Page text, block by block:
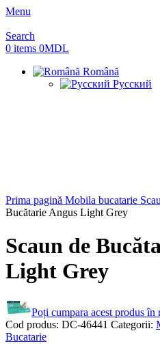
Menu
Search
0 items 0MDL
Română
Русский
Prima pagină Mobila bucatarie
Bucătarie Angus Light Grey
Scaun de
Light Grey
Poți cumpara acest produs în
Cod produs: DC-46441 Categorii:
Bucatarie